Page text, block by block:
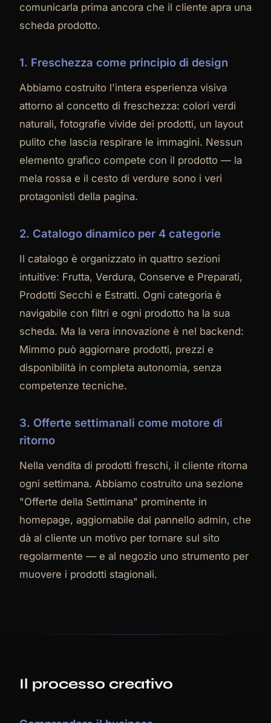
comunicarla prima ancora che il cliente apra una
scheda prodotto.
1. Freschezza come principio di design
Abbiamo costruito l'intera esperienza visiva
attorno al concetto di freschezza: colori verdi
naturali, fotografie vivide dei prodotti, un layout
pulito che lascia respirare le immagini. Nessun
elemento grafico compete con il prodotto — la
mela rossa e il cesto di verdure sono i veri
protagonisti della pagina.
2. Catalogo dinamico per 4 categorie
Il catalogo è organizzato in quattro sezioni
intuitive: Frutta, Verdura, Conserve e Preparati,
Prodotti Secchi e Estratti. Ogni categoria è
navigabile con filtri e ogni prodotto ha la sua
scheda. Ma la vera innovazione è nel backend:
Mimmo può aggiornare prodotti, prezzi e
disponibilità in completa autonomia, senza
competenze tecniche.
3. Offerte settimanali come motore di
ritorno
Nella vendita di prodotti freschi, il cliente ritorna
ogni settimana. Abbiamo costruito una sezione
"Offerte della Settimana" prominente in
homepage, aggiornabile dal pannello admin, che
dà al cliente un motivo per tornare sul sito
regolarmente — e al negozio uno strumento per
muovere i prodotti stagionali.
Il processo creativo